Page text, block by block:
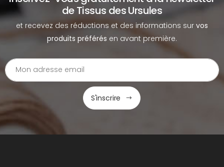
de Tissus des Ursules
et recevez des réductions et des informations sur vos
produits préférés en avant première.
S'inscrire